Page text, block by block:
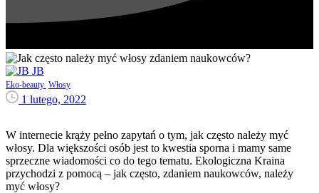
JB
Eko-beauty Włosy
1 lutego, 2022
W internecie krąży pełno zapytań o tym, jak często należy myć
włosy. Dla większości osób jest to kwestia sporna i mamy same
sprzeczne wiadomości co do tego tematu. Ekologiczna Kraina
przychodzi z pomocą – jak często, zdaniem naukowców, należy
myć włosy?